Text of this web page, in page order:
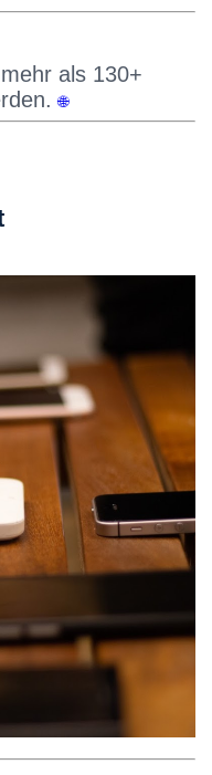
als 130+
🌐